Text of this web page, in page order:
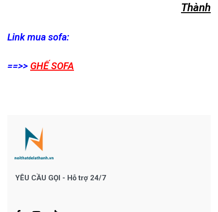
Thành
Link mua sofa:
==>> GHẾ SOFA
YÊU CẦU GỌI - Hỗ trợ 24/7